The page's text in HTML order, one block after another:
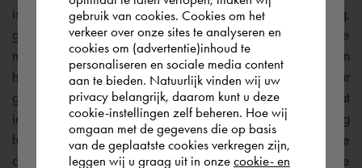
is een nauwkeurige voorbereiding en een strakke planning,
gevolgd door persoonlijk gerichte opleidingen voor de
medewerkers. Met Cadac willen we ondernemers naar een
hoger plan tillen met digitalisering. Niet eenmalig, maar
graag in een langdurige relatie. Hans heeft groot gelijk dat
iedereen achter een vernieuwing moet staan. Gelukkig
hebben we uitstekende consultants en instructeurs die
duidelijk maken wat de voordelen zijn van Inventor en hoe
the world. Please confirm in which country
you wish to shop.
Nederland
Rest of the world
gebruik van cookies. Cookies om het
verkeer over onze sites te analyseren en
cookies om (advertentie)inhoud te
personaliseren en sociale media content
aan te bieden. Natuurlijk vinden wij uw
privacy belangrijk, daarom kunt u deze
cookie-instellingen zelf beheren. Hoe wij
omgaan met de gegevens die op basis
van de geplaatste cookies verkregen zijn,
leggen wij u graag uit in onze cookie- en